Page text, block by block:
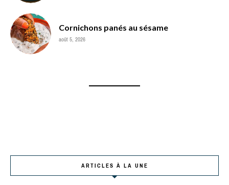
Cornichons panés au sésame
août 5, 2026
ARTICLES À LA UNE